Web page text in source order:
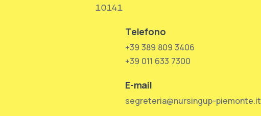
10141
Telefono
+39 389 809 3406
+39 011 633 7300
E-mail
segreteria@nursingup-piemonte.it